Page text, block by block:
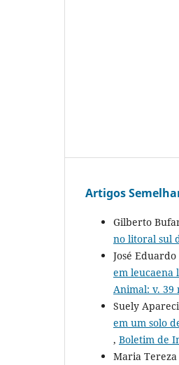
Artigos
Gilberto
no litoral sul
José
em leucaena
Animal: v. 39
Suely
em um solo
, Boletim de
Maria Tereza